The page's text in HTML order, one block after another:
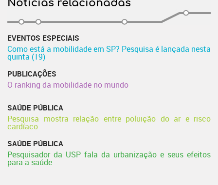
Notícias relacionadas
EVENTOS ESPECIAIS
Como está a mobilidade em SP? Pesquisa é lançada nesta
quinta (19)
PUBLICAÇÕES
O ranking da mobilidade no mundo
SAÚDE PÚBLICA
Pesquisa mostra relação entre poluição do ar e risco
cardíaco
SAÚDE PÚBLICA
Pesquisador da USP fala da urbanização e seus efeitos
para a saúde